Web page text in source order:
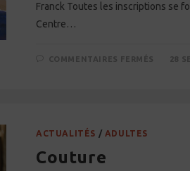
Franck Toutes les inscriptions se
Centre…
COMMENTAIRES FERMÉS
SUR28
ACTUALITÉS / ADULTES
Couture